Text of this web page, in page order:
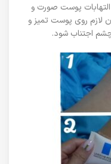
پوست صورت و
لازم روی پوست تمیز و
اجتناب شود.